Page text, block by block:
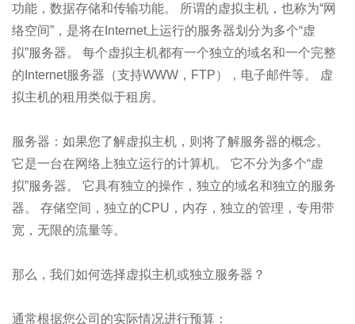
功能，数据存储和传输功能。 所谓的虚拟主机，也称为“网
络空间”，是将在Internet上运行的服务器划分为多个“虚
拟”服务器。 每个虚拟主机都有一个独立的域名和一个完整
的Internet服务器（支持WWW，FTP），电子邮件等。 虚
拟主机的租用类似于租房。
服务器：如果您了解虚拟主机，则将了解服务器的概念。
它是一台在网络上独立运行的计算机。 它不分为多个“虚
拟”服务器。 它具有独立的操作，独立的域名和独立的服务
器。 存储空间，独立的CPU，内存，独立的管理，专用带
宽，无限的流量等。
那么，我们如何选择虚拟主机或独立服务器？
通常根据您公司的实际情况进行预算：